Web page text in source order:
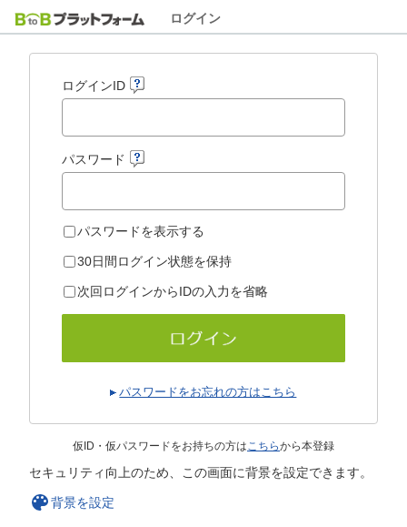
ログイン
ログインID
パスワード
パスワードを表示する
30日間ログイン状態を保持
次回ログインからIDの入力を省略
パスワードをお忘れの方はこちら
仮ID・仮パスワードをお持ちの方はこちらから本登録
セキュリティ向上のため、この画面に背景を設定できます。
背景を設定